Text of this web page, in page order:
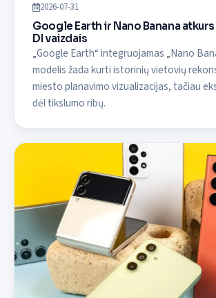
2026-07-31
Google Earth ir Nano Banana
DI vaizdais
„Google Earth“ integruojamas „Nano
modelis žada kurti istorinių vietovių
miesto planavimo vizualizacijas, tačiau
dėl tikslumo ribų.